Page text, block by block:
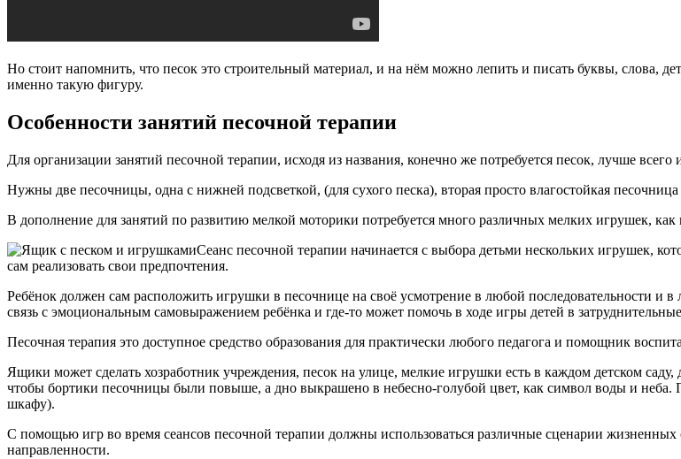
Но стоит напомнить, что песок это строительный материал, и на нём можно лепить и писать буквы, слова,
именно такую фигуру.
Особенности занятий песочной терапии
Для организации занятий песочной терапии, исходя из названия, конечно же потребуется песок, лучше
Нужны две песочницы, одна с нижней подсветкой, (для сухого песка), вторая просто влагостойкая
В дополнение для занятий по развитию мелкой моторики потребуется много различных мелких игрушек,
Сеанс песочной терапии начинается с выбора детьми нескольких игрушек,
сам реализовать свои предпочтения.
Ребёнок должен сам расположить игрушки в песочнице на своё усмотрение в любой последовательности и
связь с эмоциональным самовыражением ребёнка и где-то может помочь в ходе игры детей в
Песочная терапия это доступное средство образования для практически любого педагога и помощник
Ящики может сделать хозработник учреждения, песок на улице, мелкие игрушки есть в каждом детском
чтобы бортики песочницы были повыше, а дно выкрашено в небесно-голубой цвет, как символ воды и
шкафу).
С помощью игр во время сеансов песочной терапии должны использоваться различные сценарии
направленности.